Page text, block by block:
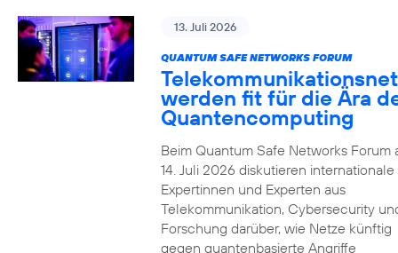
13. Juli 2026
QUANTUM SAFE NETWORKS FORUM
werden fit für die Ära
Quantencomputing
Beim Quantum Safe Networks Forum
14. Juli 2026 diskutieren internationale
Expertinnen und Experten aus
Telekommunikation, Cybersecurity
Forschung darüber, wie Netze künftig
gegen quantenbasierte Angriffe